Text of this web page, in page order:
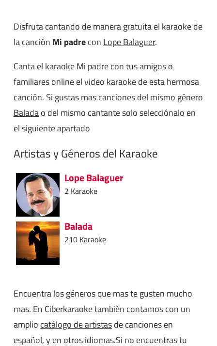
Disfruta cantando de manera gratuita el karaoke de
la canción Mi padrecon Lope Balaguer.
Canta el karaoke Mi padre con tus amigos o
familiares online el video karaoke de esta hermosa
canción. Si gustas mas canciones del mismo género
Baladao del mismo cantante solo selecciónalo en
el siguiente apartado
Artistas y Géneros del Karaoke
Lope Balaguer
2 Karaoke
Balada
210 Karaoke
Encuentra los géneros que mas te gusten mucho
mas. En Ciberkaraoke también contamos con un
amplio catálogo de artistasde canciones en
español, y en otros idiomas.Si no encuentras tu